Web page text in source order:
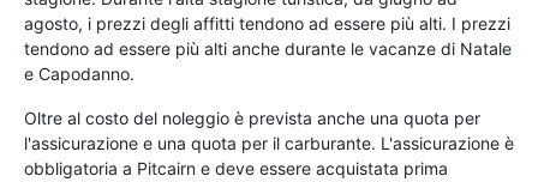
agosto, i prezzi degli affitti tendono ad essere più alti. I prezzi
tendono ad essere più alti anche durante le vacanze di Natale
e Capodanno.
Oltre al costo del noleggio è prevista anche una quota per
l'assicurazione e una quota per il carburante. L'assicurazione è
obbligatoria a Pitcairn e deve essere acquistata prima